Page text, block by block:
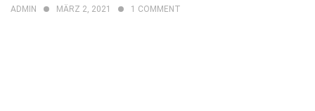
ADMIN MÄRZ 2, 2021 1 COMMENT